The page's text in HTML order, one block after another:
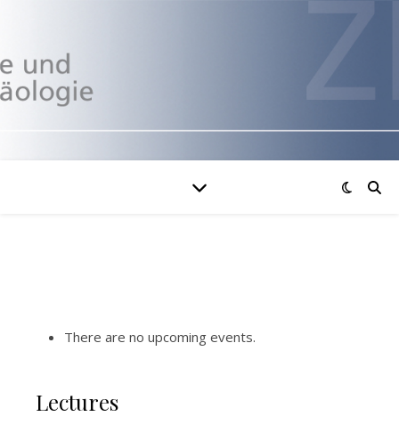
There are no upcoming events.
Lectures